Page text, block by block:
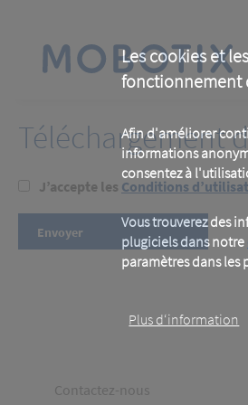
Les cookies et
fonctionnement
Afin d'améliorer
informations
consentez à
Vous trouverez des
plugiciels dans notre
paramètres dans les
Plus d‘information
content
Téléchargement
J’accepte les Conditions
Footer
Contactez-nous